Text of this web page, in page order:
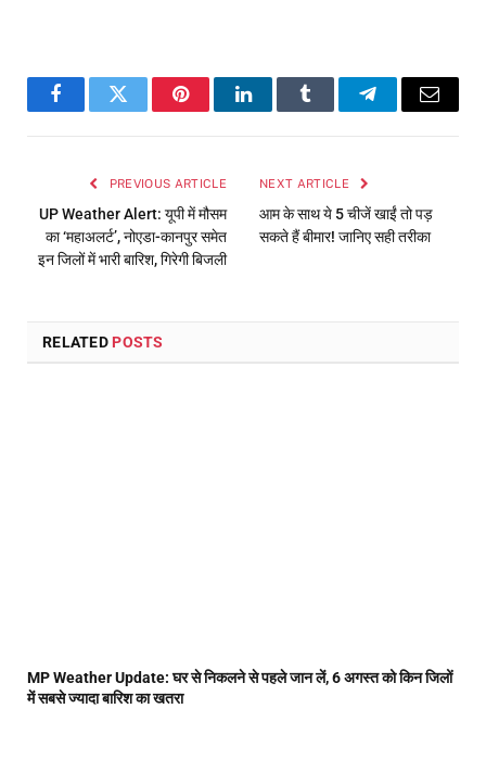
FacebookTwitter PinterestLinkedInTumblr TelegramEmail
PREVIOUS ARTICLE
UP Weather Alert: यूपी में मौसम
का ‘महाअलर्ट’, नोएडा-कानपुर समेत
इन जिलों में भारी बारिश, गिरेगी बिजली
NEXT ARTICLE
आम के साथ ये 5 चीजें खाईं तो पड़
सकते हैं बीमार! जानिए सही तरीका
RELATED POSTS
MP Weather Update: घर से निकलने से पहले जान लें, 6 अगस्त को किन जिलों
में सबसे ज्यादा बारिश का खतरा